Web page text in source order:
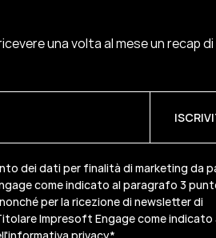
una volta al mese un recap
dei dati per finalità di marketing da
come indicato al paragrafo 3
per la ricezione di newsletter di
Impresoft Engage come indicato